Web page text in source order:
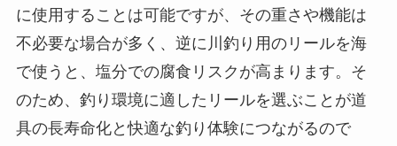
に使用することは可能ですが、その重さや機能は
不必要な場合が多く、逆に川釣り用のリールを海
で使うと、塩分での腐食リスクが高まります。そ
のため、釣り環境に適したリールを選ぶことが道
具の長寿命化と快適な釣り体験につながるので